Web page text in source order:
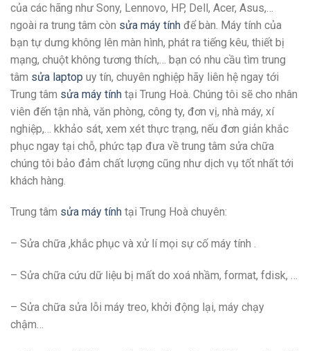
của các hãng như Sony, Lennovo, HP, Dell, Acer, Asus,…
ngoài ra trung tâm còn sửa máy tính để bàn. Máy tính của
bạn tự dưng không lên màn hình, phát ra tiếng kêu, thiết bị
mạng, chuột không tương thích,… bạn có nhu cầu tìm trung
tâm sửa laptop uy tín, chuyên nghiệp hãy liên hệ ngay tới
Trung tâm sửa máy tính tại Trung Hoà. Chúng tôi sẽ cho nhân
viên đến tận nhà, văn phòng, công ty, đơn vị, nhà máy, xí
nghiệp,… kkhảo sát, xem xét thực trạng, nếu đơn giản khắc
phục ngay tại chỗ, phức tạp đưa về trung tâm sửa chữa
chúng tôi bảo đảm chất lượng cũng như dịch vụ tốt nhất tới
khách hàng.
Trung tâm sửa máy tính tại Trung Hoà chuyên:
– Sửa chữa ,khắc phục và xử lí mọi sự cố máy tính .
– Sửa chữa cứu dữ liệu bị mất do xoá nhầm, format, fdisk, …
– Sửa chữa sửa lỗi máy treo, khởi động lại, máy chạy
chậm…